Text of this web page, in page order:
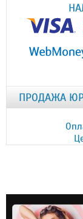
ПРОДАЖА